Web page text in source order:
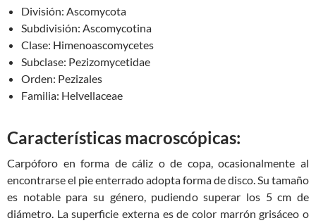
División: Ascomycota
Subdivisión: Ascomycotina
Clase: Himenoascomycetes
Subclase: Pezizomycetidae
Orden: Pezizales
Familia: Helvellaceae
Características macroscópicas:
Carpóforo en forma de cáliz o de copa, ocasionalmente al
encontrarse el pie enterrado adopta forma de disco. Su tamaño
es notable para su género, pudiendo superar los 5 cm de
diámetro. La superficie externa es de color marrón grisáceo o